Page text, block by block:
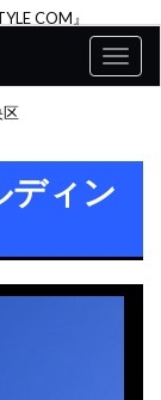
COM』
区
ディン